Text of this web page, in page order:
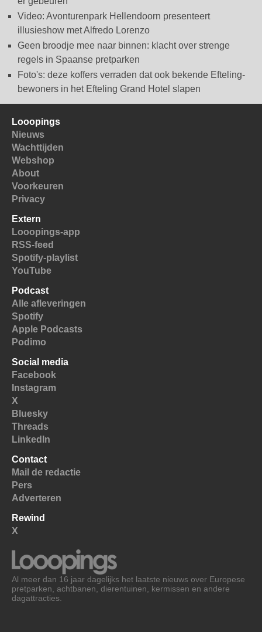
Video: Avonturenpark Hellendoorn presenteert
illusieshow met Alfredo Lorenzo
Geen broodje mee naar binnen: klacht over strenge
regels in Spaanse pretparken
Foto's: deze koffers verraden dat ook bekende Efteling-
bewoners in het Efteling Grand Hotel slapen
Looopings
Nieuws
Wachttijden
Webshop
About
Voorkeuren
Privacy
Extern
Looopings-app
RSS-feed
Spotify-playlist
YouTube
Podcast
Alle afleveringen
Spotify
Apple Podcasts
Podimo
Social media
Facebook
Instagram
X
Bluesky
Threads
LinkedIn
Contact
Mail de redactie
Pers
Adverteren
Rewind
X
Al meer dan 16 jaar dagelijks het laatste nieuws over Europese
pretparken, achtbanen, dierentuinen, kermissen en andere
dagattracties.